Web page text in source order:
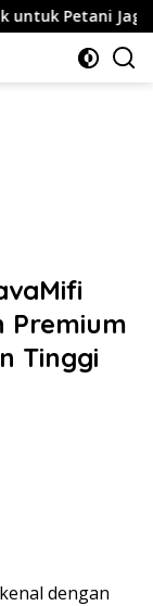
Jagung
Premium
Tinggi
dengan